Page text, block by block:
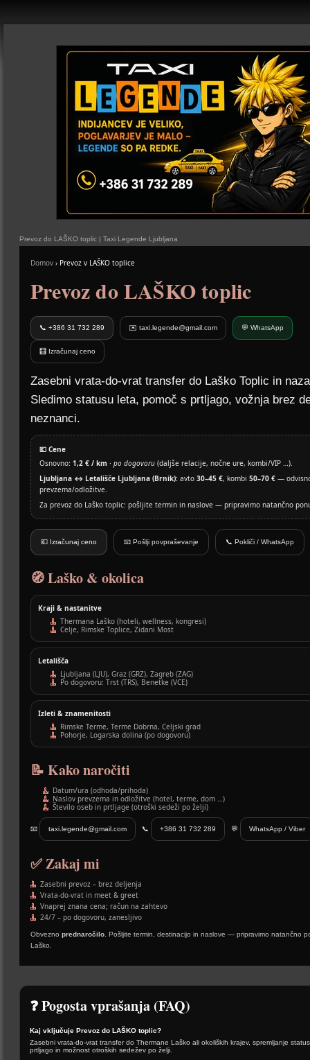
Prevoz do LAŠKO toplic | Taxi Legende Ljubljana
Domov › Prevoz v LAŠKO toplice
Prevoz do LAŠKO toplic
📞 +386 31 732 289 ✉️ taxi.legende@gmail.com 💬 WhatsApp
🧮 Izračunaj ceno
Zasebni vrata-do-vrat transfer do Laško Toplic in
Sledimo statusu leta, pomoč s prtljago, vožnja brez
neznanci.
💶 Cene
Osnovno: 1,2 € / km · po dogovoru (daljše relacije, nočne ure, kombi/VIP …).
Ljubljana ↔ Letališče Ljubljana (Brnik): avto 30–45 €, kombi 50–70 € —
prevzema/odložitve.
Za prevoz do Laško toplic: pošljite termin in naslove — pripravimo natančno
💶 Izračunaj ceno 📧 Pošlji povpraševanje 📞 Pokliči / WhatsApp
🧭 Laško & okolica
Kraji & nastanitve
Thermana Laško (hoteli, wellness, kongresi)
Celje, Rimske Toplice, Zidani Most
Letališča
Ljubljana (LJU), Graz (GRZ), Zagreb (ZAG)
Po dogovoru: Trst (TRS), Benetke (VCE)
Izleti & znamenitosti
Rimske Terme, Terme Dobrna, Celjski grad
Pohorje, Logarska dolina (po dogovoru)
📝 Kako naročiti
Datum/ura (odhoda/prihoda)
Naslov prevzema in odložitve (hotel, terme, dom …)
Število oseb in prtljage (otroški sedeži po želji)
📧 taxi.legende@gmail.com 📞 +386 31 732 289 💬 WhatsApp / Viber
✅ Zakaj mi
Zasebni prevoz – brez deljenja
Vrata-do-vrat in meet & greet
Vnaprej znana cena; račun na zahtevo
24/7 – po dogovoru, zanesljivo
Obvezno prednaročilo . Pošljite termin, destinacijo in naslove — pripravimo natančno
Laško.
❓ Pogosta vprašanja (FAQ)
Kaj vključuje Prevoz do LAŠKO toplic?
Zasebni vrata-do-vrat transfer do Thermane Laško ali okoliških krajev, spremljanje
prtljago in možnost otroških sedežev po želji.